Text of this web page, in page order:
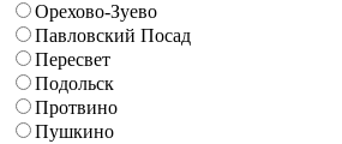
Орехово-Зуево
Павловский Посад
Пересвет
Подольск
Протвино
Пушкино